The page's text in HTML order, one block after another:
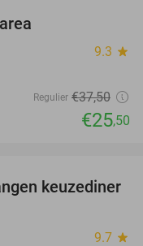
9.3 star
Regulier €37,50
€25,50
30%
keuzediner
9.7 star